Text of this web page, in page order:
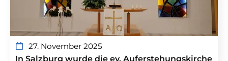
27. November 2025
In Salzburg wurde die ev. Auferstehungskirche